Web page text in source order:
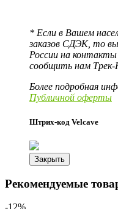
* Если в Вашем
заказов СДЭК, то
России на
сообщить нам Трек-
Более подробная
Публичной оферты
Штрих-код Velcave
Закрыть
Рекомендуемые